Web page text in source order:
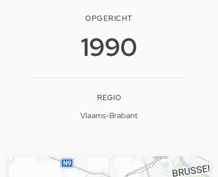
OPGERICHT
1990
REGIO
Vlaams-Brabant